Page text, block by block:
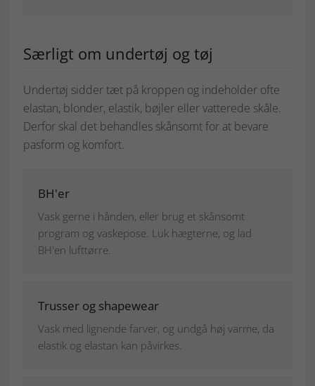
Særligt om undertøj og tøj
Undertøj sidder tæt på kroppen og indeholder ofte
elastan, blonder, elastik, bøjler eller vatterede skåle.
Derfor skal det behandles skånsomt for at bevare
pasform og komfort.
BH'er
Vask gerne i hånden, eller brug et skånsomt
program og vaskepose. Luk hægterne, og lad
BH'en lufttørre.
Trusser og shapewear
Vask med lignende farver, og undgå høj varme, da
elastik og elastan kan påvirkes.